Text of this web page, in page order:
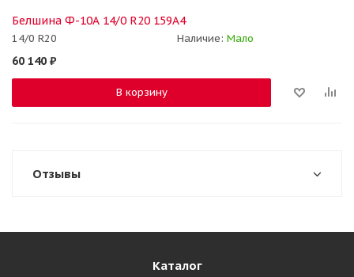
Белшина Ф-10А 14/0 R20 159A4
14/0 R20 Наличие: Мало
60 140 ₽
В корзину
Отзывы
Каталог